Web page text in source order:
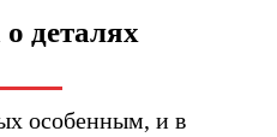
деталях
особенным, и в